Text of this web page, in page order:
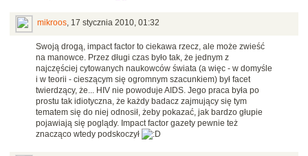
mikroos 17 stycznia 2010, 01:32
Swoją drogą, impact factor to ciekawa rzecz, ale może zwieść
na manowce. Przez długi czas było tak, że jednym z
najczęściej cytowanych naukowców świata (a więc - w domyśle
i w teorii - cieszącym się ogromnym szacunkiem) był facet
twierdzący, że... HIV nie powoduje AIDS. Jego praca była po
prostu tak idiotyczna, że każdy badacz zajmujący się tym
tematem się do niej odnosił, żeby pokazać, jak bardzo głupie
pojawiają się poglądy. Impact factor gazety pewnie też
znacząco wtedy podskoczył